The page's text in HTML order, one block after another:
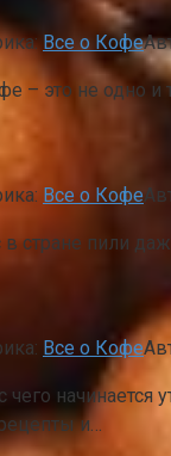
Все о Кофе
– это не одно и
Все о Кофе
стране пили
Все о Кофе
чего
и…